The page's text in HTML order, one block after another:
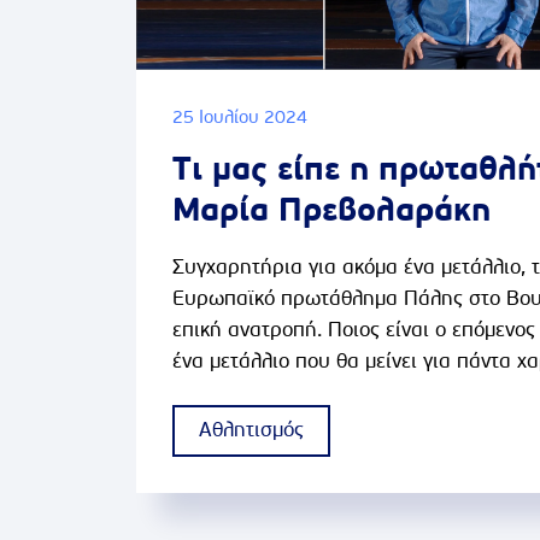
25 Ιουλίου 2024
Τι μας είπε η
Μαρία Πρεβολαράκη
Συγχαρητήρια για ακόμα ένα μετάλλιο,
Ευρωπαϊκό πρωτάθλημα Πάλης στο
επική ανατροπή. Ποιος είναι ο
ένα μετάλλιο που θα μείνει για πάντα
όπως είπατε που μας δίνει ένα πολύ
δεν πρέπει να τα παρατάμε όσο
Αθλητισμός